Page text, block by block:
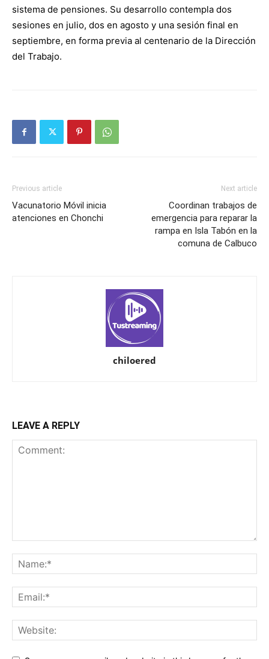
sistema de pensiones. Su desarrollo contempla dos
sesiones en julio, dos en agosto y una sesión final en
septiembre, en forma previa al centenario de la Dirección
del Trabajo.
Previous article
Vacunatorio Móvil inicia
atenciones en Chonchi
Next article
Coordinan trabajos de
emergencia para reparar la
rampa en Isla Tabón en la
comuna de Calbuco
chiloered
LEAVE A REPLY